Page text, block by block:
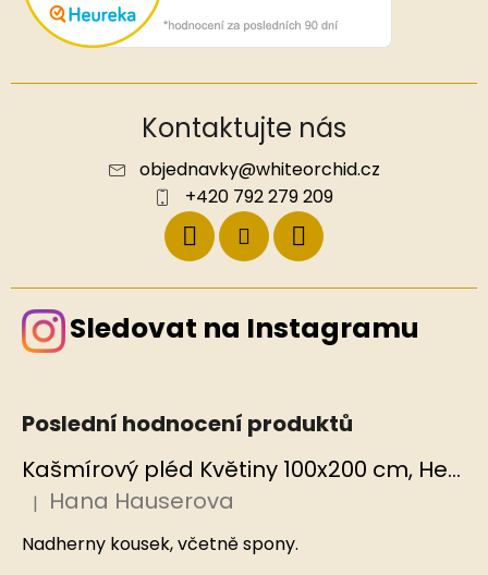
Kontaktujte nás
objednavky@whiteorchid.cz
+420 792 279 209
Sledovat na Instagramu
Poslední hodnocení produktů
Kašmírový pléd Květiny 100x200 cm, Hedvábný svět
Hodnocení produktu je 5 z 5 hvězdiček.
| Hana Hauserova
Nadherny kousek, včetně spony.